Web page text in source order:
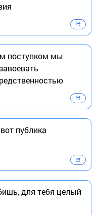
поступком мы
публика
для тебя целый